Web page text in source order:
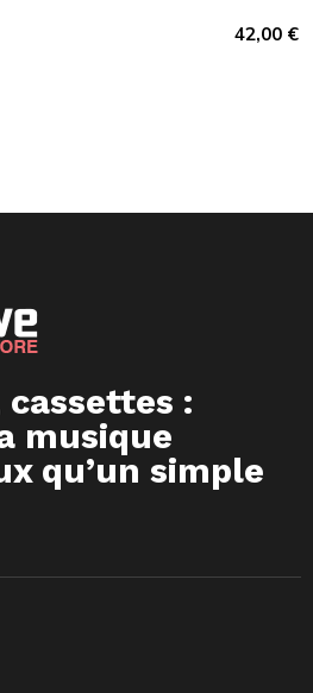
42,00 €
cassettes :
musique
qu’un simple